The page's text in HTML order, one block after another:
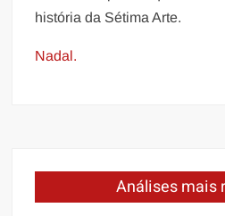
história da Sétima Arte.
Nadal.
Análises mais